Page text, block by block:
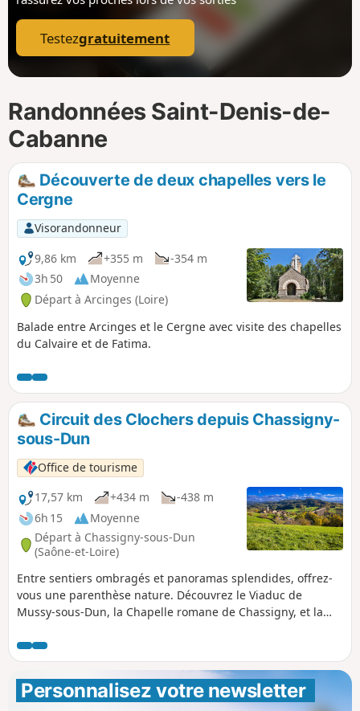
p
Testezgratuitement
Randonnées Saint-Denis-de-
Cabanne
Découverte de deux chapelles vers le
Cergne
Visorandonneur
9,86 km
+355 m
-354 m
3h 50
Moyenne
Départ à Arcinges (Loire)
Balade entre Arcinges et le Cergne avec visite des chapelles
du Calvaire et de Fatima.
Circuit des Clochers depuis Chassigny-
sous-Dun
Office de tourisme
17,57 km
+434 m
-438 m
6h 15
Moyenne
Départ à Chassigny-sous-Dun
(Saône-et-Loire)
Entre sentiers ombragés et panoramas splendides, offrez-
vous une parenthèse nature. Découvrez le Viaduc de
Mussy-sous-Dun, la Chapelle romane de Chassigny, et la
Chapelle de Dun, en cours de circuit, vous permettra
d'apprécier l'un des plus beaux points de vue de la région.
Personnalisez votre newsletter